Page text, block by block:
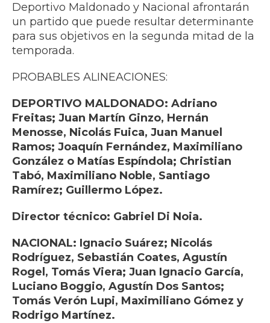
Deportivo Maldonado y Nacional afrontarán
un partido que puede resultar determinante
para sus objetivos en la segunda mitad de la
temporada.
PROBABLES ALINEACIONES:
DEPORTIVO MALDONADO: Adriano
Freitas; Juan Martín Ginzo, Hernán
Menosse, Nicolás Fuica, Juan Manuel
Ramos; Joaquín Fernández, Maximiliano
González o Matías Espíndola; Christian
Tabó, Maximiliano Noble, Santiago
Ramírez; Guillermo López.
Director técnico: Gabriel Di Noia.
NACIONAL: Ignacio Suárez; Nicolás
Rodríguez, Sebastián Coates, Agustín
Rogel, Tomás Viera; Juan Ignacio García,
Luciano Boggio, Agustín Dos Santos;
Tomás Verón Lupi, Maximiliano Gómez y
Rodrigo Martínez.